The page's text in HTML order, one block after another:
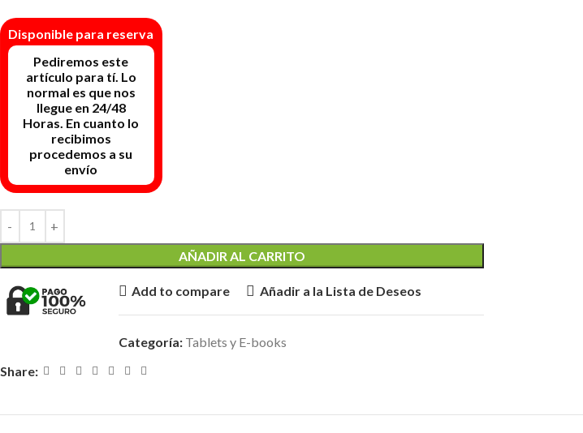
Disponible para reserva
AÑADIR AL CARRITO
Add to compare Añadir a la Lista de Deseos
Categoría: Tablets y E-books
Share: